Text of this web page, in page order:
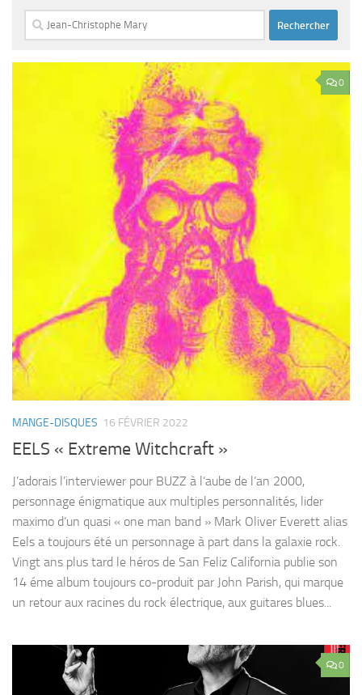
Rechercher :
0
MANGE-DISQUES 16 FÉVRIER 2022
EELS « Extreme Witchcraft »
J’adorais l’interviewer pour BUZZ à l’aube de l’an 2000,
personnage énigmatique aux multiples personnalités, lider
maximo d’un quasi « one man band » Mark Oliver Everett alias
Eels a toujours été un personnage à part dans la galaxie rock.
Vingt ans plus tard le héros de San Feliz California publie son
14 éme album toujours co-produit par John Parish, qui marque
un retour aux racines du rock électrique, aux guitares blues...
0